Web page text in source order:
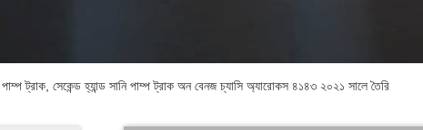
ট্রাক, সেকেন্ড হ্যান্ড সানি পাম্প ট্রাক অন বেনজ চ্যাসি অ্যারোকস ৪১৪৩ ২০২১ সালে তৈরি